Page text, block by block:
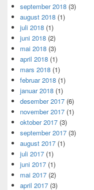
september 2018 (3)
august 2018 (1)
juli 2018 (1)
juni 2018 (2)
mai 2018 (3)
april 2018 (1)
mars 2018 (1)
februar 2018 (1)
januar 2018 (1)
desember 2017 (6)
november 2017 (1)
oktober 2017 (3)
september 2017 (3)
august 2017 (1)
juli 2017 (1)
juni 2017 (1)
mai 2017 (2)
april 2017 (3)